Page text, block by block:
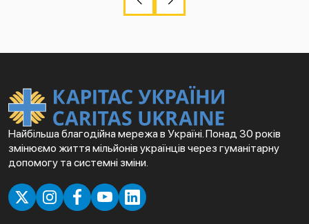
Найбільша благодійна мережа в Україні. Понад 30 років
змінюємо життя мільйонів українців через гуманітарну
допомогу та системні зміни.